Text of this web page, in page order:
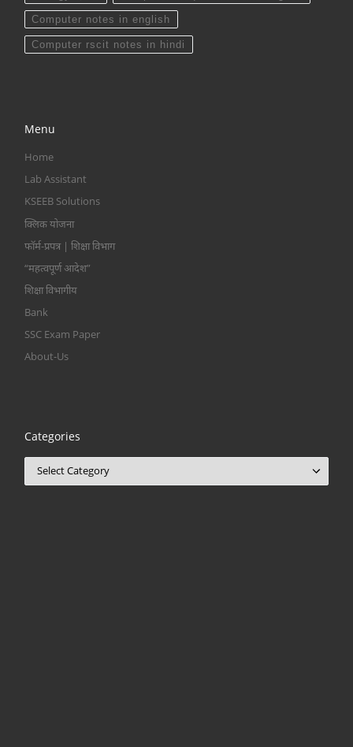
Computer notes in english
Computer rscit notes in hindi
Menu
Home
Lab Assistant
KSEEB Solutions
क्लिक योजना
फॉर्म-प्रपत्र | शिक्षा विभाग
“महत्वपूर्ण आदेश”
शिक्षा विभागीय
Bank
SSC Exam Paper
About-Us
Categories